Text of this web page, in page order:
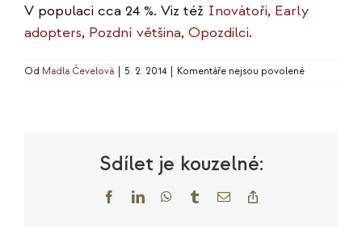
V populaci cca 24 %. Viz též Inovátoři, Early
adopters, Pozdní většina, Opozdilci.
Od Madla Čevelová 5. 2. 2014 Komentáře nejsou povolenéu
Sdílet je kouzelné:
FacebookLinkedInWhatsApp
TumblrE-